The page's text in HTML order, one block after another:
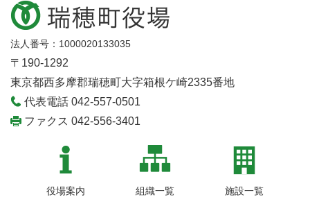
法人番号：1000020133035
〒190-1292
東京都西多摩郡瑞穂町大字箱根ケ崎2335番地
代表電話 042-557-0501
ファクス 042-556-3401
役場案内 組織一覧 施設一覧